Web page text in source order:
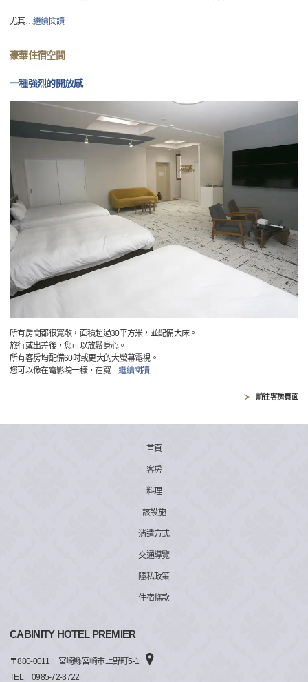
尤其…繼續閱讀
豪華住宿空間
一種強烈的開放感
所有房間都很寬敞，面積超過30平方米，並配備大床。
旅行或出差後，您可以放鬆身心。
所有客房均配備60吋或更大的大螢幕電視。
您可以像在電影院一樣，在寬…繼續閱讀
前往客房頁面
首頁
客房
料理
該設施
消遣方式
交通導覽
隱私政策
住宿條款
CABINITY HOTEL PREMIER
〒880-0011
宮崎縣宮崎市上野町5-1
TEL
0985-72-3722